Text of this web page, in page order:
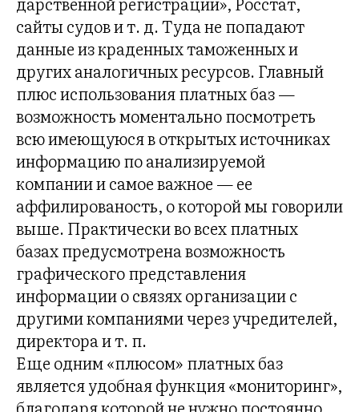
сайты судов и т. д. Туда не попадают
данные из краденных таможенных и
других аналогичных ресурсов. Главный
плюс использования платных баз —
возможность моментально посмотреть
всю имеющуюся в открытых источниках
информацию по анализируемой
компании и самое важное — ее
аффилированость, о которой мы говорили
выше. Практически во всех платных
базах предусмотрена возможность
графического представления
информации о связях организации с
другими компаниями через учредителей,
директора и т. п.
Еще одним «плюсом» платных баз
является удобная функция «мониторинг»,
благодаря которой не нужно постоянно